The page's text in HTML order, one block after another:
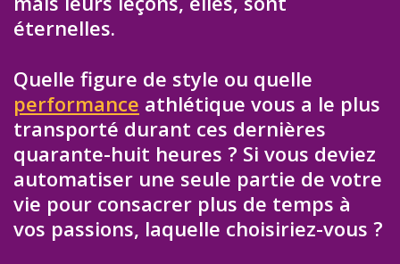
éternelles.
Quelle figure de style ou quelle
performance athlétique vous a le plus
transporté durant ces dernières
quarante-huit heures ? Si vous deviez
automatiser une seule partie de votre
vie pour consacrer plus de temps à
vos passions, laquelle choisiriez-vous ?